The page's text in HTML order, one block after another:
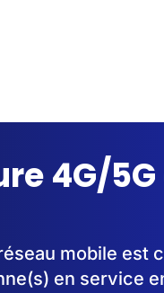
4G/
mobile est
en service